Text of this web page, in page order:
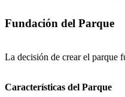
Fundación del Parque
La decisión de crear el parque
Características del Parque